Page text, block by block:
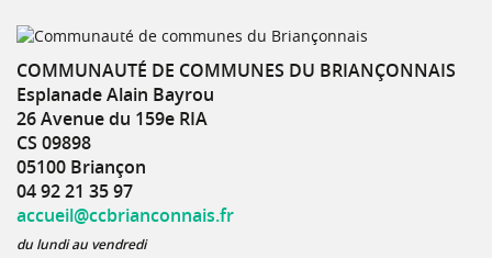
COMMUNAUTÉ DE COMMUNES DU BRIANÇONNAIS
Esplanade Alain Bayrou
26 Avenue du 159e RIA
CS 09898
05100 Briançon
04 92 21 35 97
accueil@ccbrianconnais.fr
du lundi au vendredi